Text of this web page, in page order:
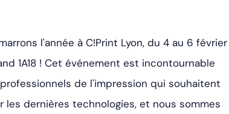
l'année à C!Print Lyon, du 4 au 6 février
1A18 ! Cet événement est incontournable
de l'impression qui souhaitent
les dernières technologies, et nous sommes